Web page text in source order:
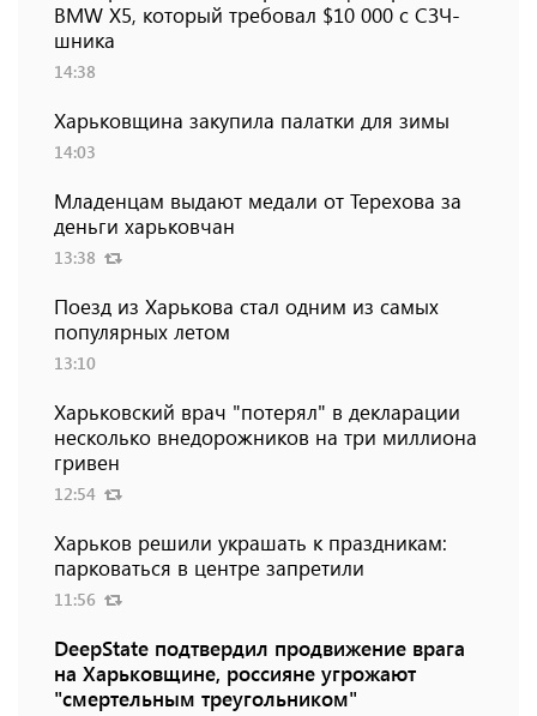
BMW Х5, который требовал $10 000 с СЗЧ-
шника
14:38
Харьковщина закупила палатки для зимы
14:03
Младенцам выдают медали от Терехова за
деньги харьковчан
13:38
Поезд из Харькова стал одним из самых
популярных летом
13:10
Харьковский врач "потерял" в декларации
несколько внедорожников на три миллиона
гривен
12:54
Харьков решили украшать к праздникам:
парковаться в центре запретили
11:56
DeepState подтвердил продвижение врага
на Харьковщине, россияне угрожают
"смертельным треугольником"